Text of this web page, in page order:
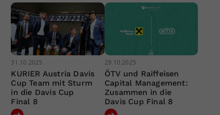
31.10.2025
KURIER Austria Davis
Cup Team mit Sturm
in die Davis Cup
Final 8
29.10.2025
ÖTV und Raiffeisen
Capital Management:
Zusammen in die
Davis Cup Final 8